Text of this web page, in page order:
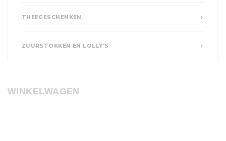
THEEGESCHENKEN
ZUURSTOKKEN EN LOLLY'S
WINKELWAGEN